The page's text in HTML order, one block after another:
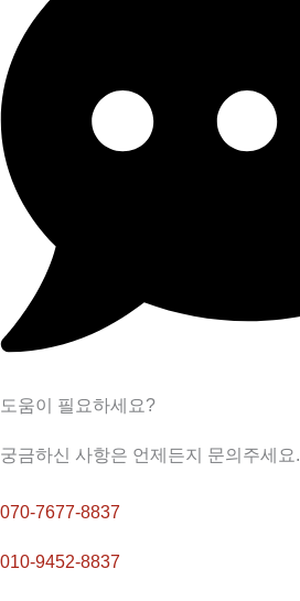
도움이 필요하세요?
궁금하신 사항은 언제든지 문의주세요.
070-7677-8837
010-9452-8837